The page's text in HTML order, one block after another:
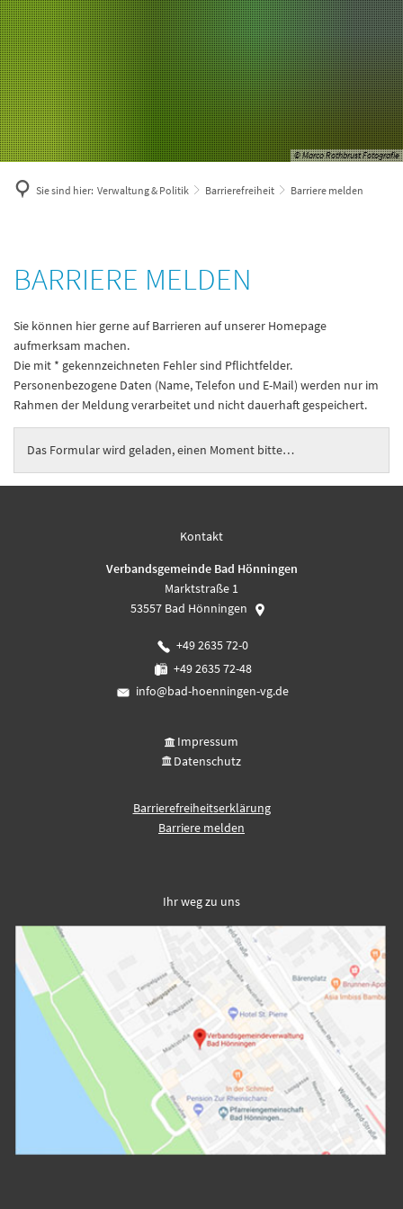
© Marco Rothbrust Fotografie
Sie sind hier: Verwaltung & Politik Barrierefreiheit Barriere melden
Barriere
BARRIERE MELDEN
Sie können hier gerne auf Barrieren auf unserer Homepage
aufmerksam machen.
Die mit * gekennzeichneten Fehler sind Pflichtfelder.
Personenbezogene Daten (Name, Telefon und E-Mail) werden nur im
Rahmen der Meldung verarbeitet und nicht dauerhaft gespeichert.
Das Formular wird geladen, einen Moment bitte…
Kontakt
Verbandsgemeinde Bad Hönningen
Marktstraße 1
53557 Bad Hönningen
+49 2635 72-0
+49 2635 72-48
info@bad-hoenningen-vg.de
Impressum
Datenschutz
Barrierefreiheitserklärung
Barriere melden
Ihr weg zu uns